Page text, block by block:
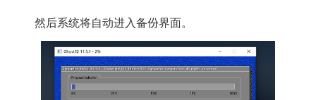
然后系统将自动进入备份界面。